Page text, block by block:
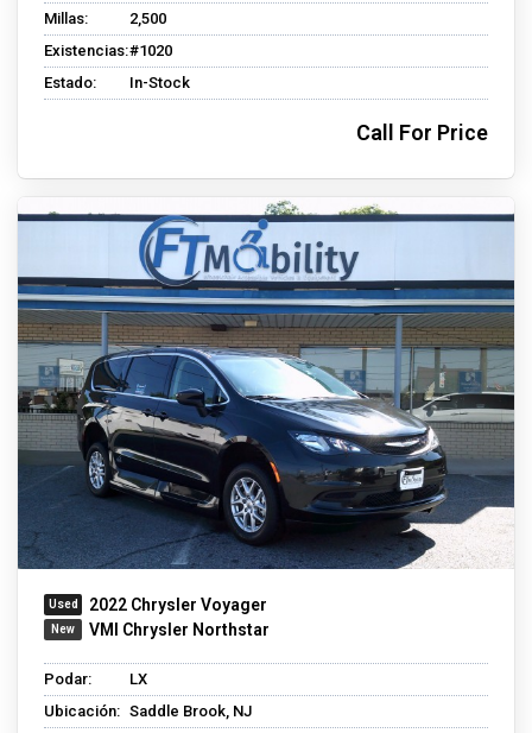
Millas:
2,500
Existencias:#1020
Estado:
In-Stock
Call For Price
2022 Chrysler Voyager
VMI Chrysler Northstar
Podar:
LX
Ubicación: Saddle Brook, NJ